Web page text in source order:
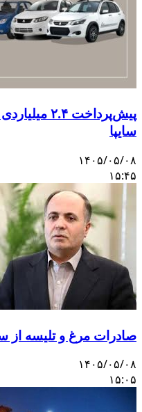
پیش‌پرداخت
سایپا
۱۴۰۵/۰۵/۰۸
۱۵:۴۵
صادرات مرغ و تلیسه از
۱۴۰۵/۰۵/۰۸
۱۵:۰۵